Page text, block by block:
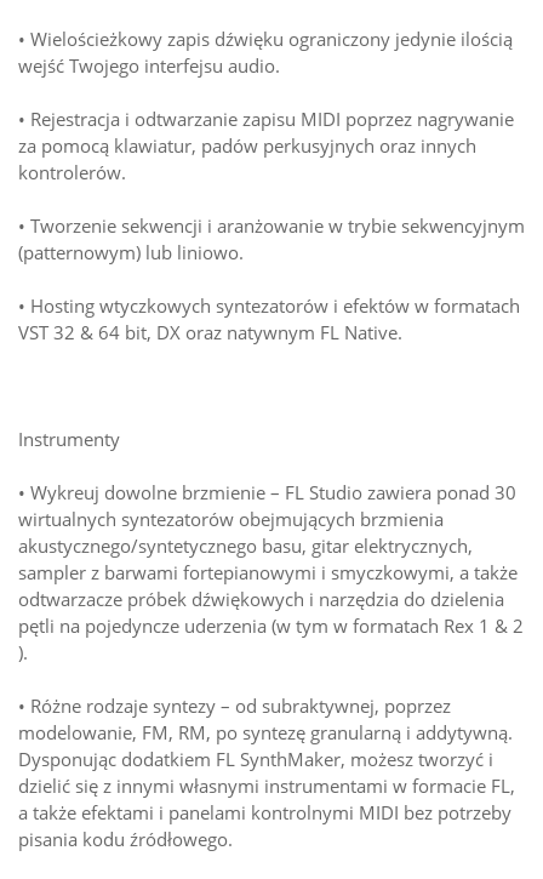
• Wielościeżkowy zapis dźwięku ograniczony jedynie ilością
wejść Twojego interfejsu audio.
• Rejestracja i odtwarzanie zapisu MIDI poprzez nagrywanie
za pomocą klawiatur, padów perkusyjnych oraz innych
kontrolerów.
• Tworzenie sekwencji i aranżowanie w trybie sekwencyjnym
(patternowym) lub liniowo.
• Hosting wtyczkowych syntezatorów i efektów w formatach
VST 32 & 64 bit, DX oraz natywnym FL Native.
Instrumenty
• Wykreuj dowolne brzmienie – FL Studio zawiera ponad 30
wirtualnych syntezatorów obejmujących brzmienia
akustycznego/syntetycznego basu, gitar elektrycznych,
sampler z barwami fortepianowymi i smyczkowymi, a także
odtwarzacze próbek dźwiękowych i narzędzia do dzielenia
pętli na pojedyncze uderzenia (w tym w formatach Rex 1 & 2
).
• Różne rodzaje syntezy – od subraktywnej, poprzez
modelowanie, FM, RM, po syntezę granularną i addytywną.
Dysponując dodatkiem FL SynthMaker, możesz tworzyć i
dzielić się z innymi własnymi instrumentami w formacie FL,
a także efektami i panelami kontrolnymi MIDI bez potrzeby
pisania kodu źródłowego.